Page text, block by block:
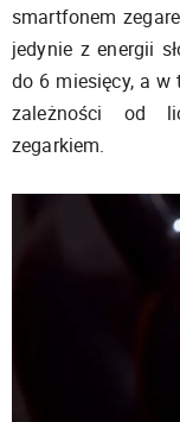
smartfonem
jedynie z energii
do 6 miesięcy, a w
zależności od
zegarkiem.